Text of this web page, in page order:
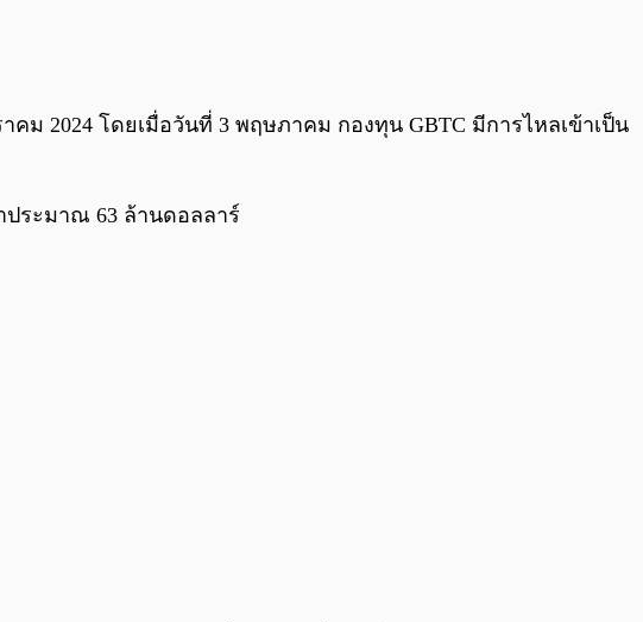
คม 2024 โดยเมื่อวันที่ 3 พฤษภาคม กองทุน GBTC มีการไหลเข้าเป็น
ประมาณ 63 ล้านดอลลาร์